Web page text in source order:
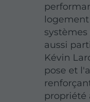
aussi
Kévin
pose et
propriété